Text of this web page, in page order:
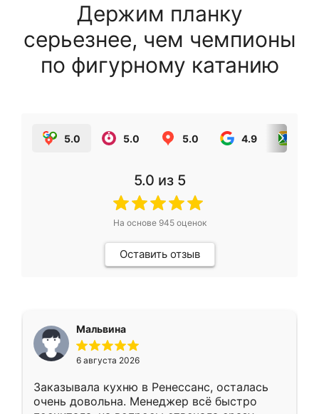
Держим планку
серьезнее, чем чемпионы
по фигурному катанию
5.0 5.0 5.0 4.9
5.0 из 5
На основе 945оценок
Оставить отзыв
Мальвина
6 августа 2026
Заказывала кухню в Ренессанс, осталась
очень довольна. Менеджер всё быстро